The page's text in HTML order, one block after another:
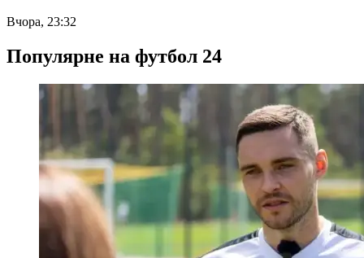
Вчора, 23:32
Популярне на футбол 24